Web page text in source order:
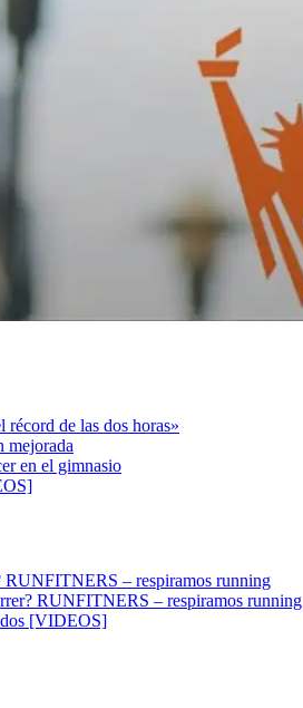
de las dos horas»
mejorada
en el gimnasio
RUNFITNERS – respiramos running
RUNFITNERS – respiramos running
[VIDEOS]